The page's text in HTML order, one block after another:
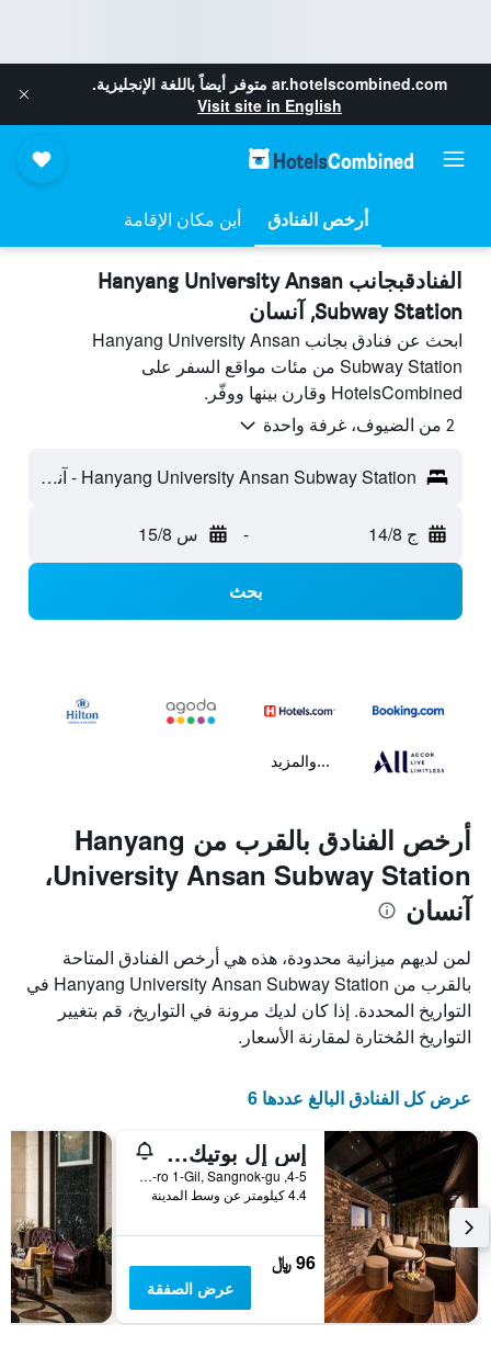
ar.hotelscombined.com متوفر أيضاً باللغة الإنجليزية.
Visit site in English
أرخص الفنادق أين مكان الإقامة
الفنادقبجانب Hanyang University Ansan
Subway Station, آنسان
ابحث عن فنادق بجانب Hanyang University Ansan
Subway Station من مئات مواقع السفر على
HotelsCombined وقارن بينها ووفّر.
2 من الضيوف، غرفة واحدة
Hanyang University Ansan Subway Station - آنسان، كوريا الجنوبية
ج 14/8 - س 15/8
بحث
...والمزيد
أرخص الفنادق بالقرب من Hanyang
University Ansan Subway Station،
آنسان
لمن لديهم ميزانية محدودة، هذه هي أرخص الفنادق المتاحة
بالقرب من Hanyang University Ansan Subway Station في
التواريخ المحددة. إذا كان لديك مرونة في التواريخ، قم بتغيير
التواريخ المُختارة لمقارنة الأسعار.
عرض كل الفنادق البالغ عددها 6
إس إل بوتيك هوتل
4-5, Seongho-ro 1-Gil, Sangnok-gu, آنسان, كوريا الجنوبية
4.4 كيلومتر عن وسط المدينة
96 ﷼
عرض الصفقة